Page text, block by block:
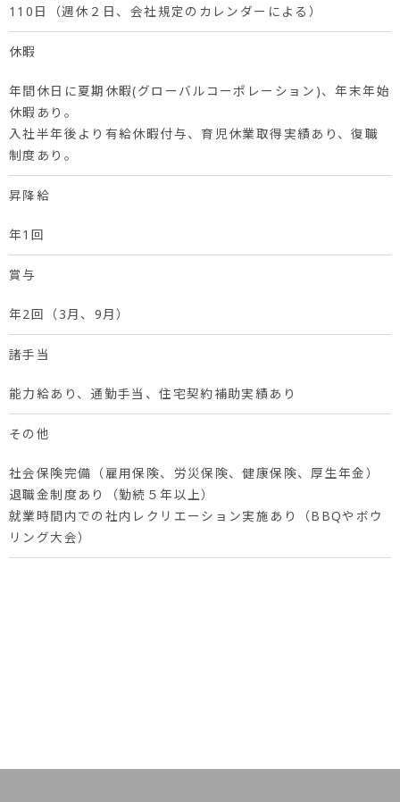
110日（週休２日、会社規定のカレンダーによる）
休暇
年間休日に夏期休暇(グローバルコーポレーション)、年末年始
休暇あり。
入社半年後より有給休暇付与、育児休業取得実績あり、復職
制度あり。
昇降給
年1回
賞与
年2回（3月、9月）
諸手当
能力給あり、通勤手当、住宅契約補助実績あり
その他
社会保険完備（雇用保険、労災保険、健康保険、厚生年金）
退職金制度あり（勤続５年以上）
就業時間内での社内レクリエーション実施あり（BBQやボウ
リング大会）